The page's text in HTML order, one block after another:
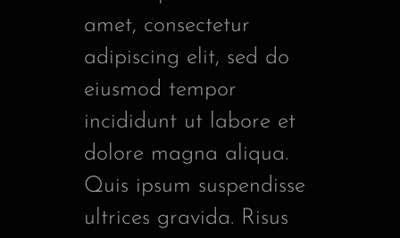
amet, consectetur
adipiscing elit, sed do
eiusmod tempor
incididunt ut labore et
dolore magna aliqua.
Quis ipsum suspendisse
ultrices gravida. Risus